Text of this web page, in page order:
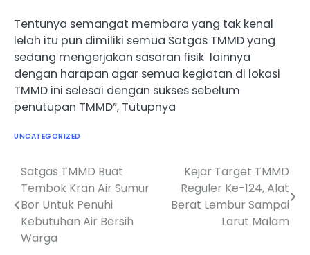
Tentunya semangat membara yang tak kenal
lelah itu pun dimiliki semua Satgas TMMD yang
sedang mengerjakan sasaran fisik lainnya
dengan harapan agar semua kegiatan di lokasi
TMMD ini selesai dengan sukses sebelum
penutupan TMMD”, Tutupnya
UNCATEGORIZED
Navigasi
pos
Satgas TMMD Buat
Tembok Kran Air Sumur
Bor Untuk Penuhi
Kebutuhan Air Bersih
Warga
Kejar Target TMMD
Reguler Ke-124, Alat
Berat Lembur Sampai
Larut Malam